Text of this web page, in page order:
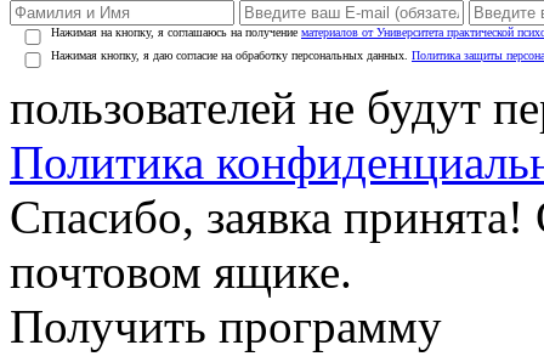
Нажимая на кнопку, я соглашаюсь на получение материалов от Университета практической
Нажимая кнопку, я даю согласие на обработку персональных данных. Политика защиты
пользователей не будут
Политика
Спасибо, заявка
почтовом ящике.
Получить программу